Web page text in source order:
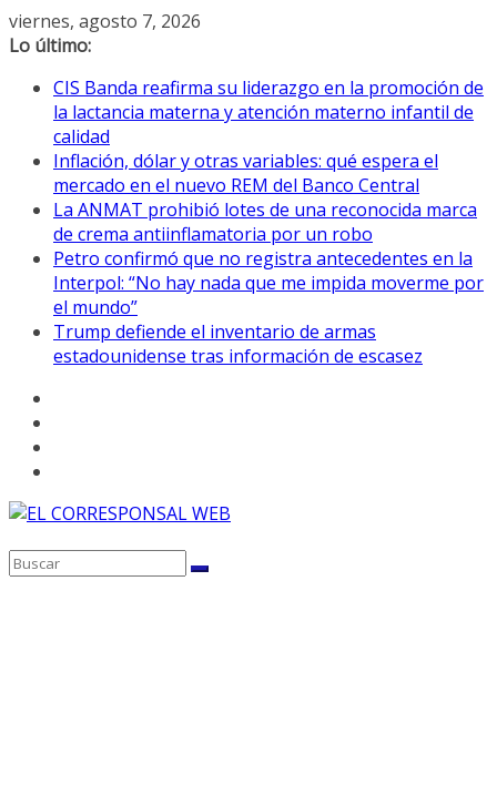
Saltar
al
viernes, agosto 7, 2026
Lo último:
CIS Banda reafirma su liderazgo en la promoción de
la lactancia materna y atención materno infantil de
calidad
Inflación, dólar y otras variables: qué espera el
mercado en el nuevo REM del Banco Central
La ANMAT prohibió lotes de una reconocida marca
de crema antiinflamatoria por un robo
Petro confirmó que no registra antecedentes en la
Interpol: “No hay nada que me impida moverme por
el mundo”
Trump defiende el inventario de armas
estadounidense tras información de escasez